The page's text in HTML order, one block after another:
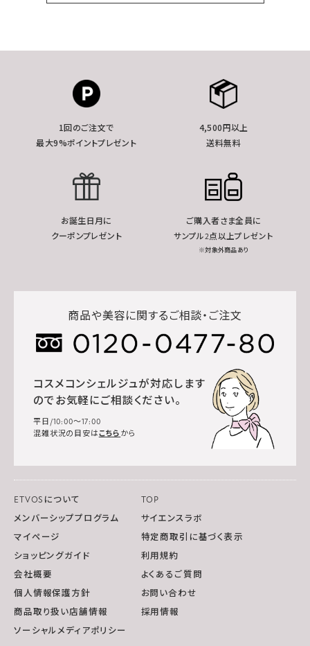
1回のご注文で
最大9%ポイントプレゼント
4,500円以上
送料無料
お誕生日月に
クーポンプレゼント
ご購入者さま全員に
サンプル2点以上プレゼント
※対象外商品あり
商品や美容に関するご相談・ご注文
コスメコンシェルジュが対応します
のでお気軽にご相談ください。
平日/10:00～17:00
混雑状況の目安はこちら から
ETVOSについて
TOP
メンバーシッププログラム
サイエンスラボ
マイページ
特定商取引に基づく表示
ショッピングガイド
利用規約
会社概要
よくあるご質問
個人情報保護方針
お問い合わせ
商品取り扱い店舗情報
採用情報
ソーシャルメディアポリシー